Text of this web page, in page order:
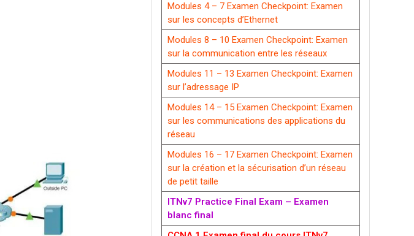
Modules 4 – 7 Examen Checkpoint: Examen
sur les concepts d’Ethernet
Modules 8 – 10 Examen Checkpoint: Examen
sur la communication entre les réseaux
Modules 11 – 13 Examen Checkpoint: Examen
sur l’adressage IP
Modules 14 – 15 Examen Checkpoint: Examen
sur les communications des applications du
réseau
Modules 16 – 17 Examen Checkpoint: Examen
sur la création et la sécurisation d’un réseau
de petit taille
ITNv7 Practice Final Exam – Examen
blanc final